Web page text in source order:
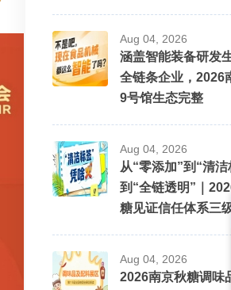
Aug 04, 2026
涵盖智能装备研发
全链条企业，2026
9号馆生态完整
Aug 04, 2026
从“零添加”到“清
到“全链透明”｜
糖见证信任体系三
Aug 04, 2026
2026南京秋糖调味